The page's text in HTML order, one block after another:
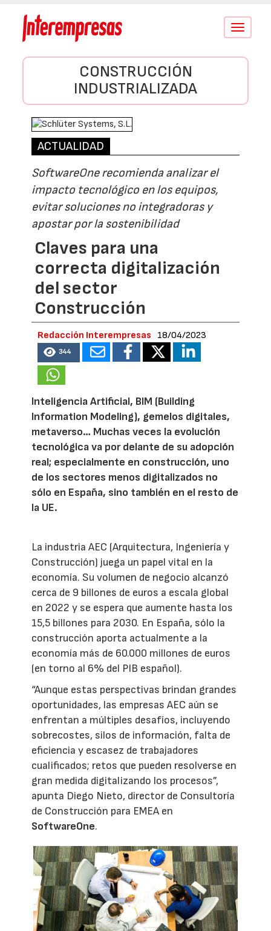
Conmutar
CONSTRUCCIÓN
INDUSTRIALIZADA
ACTUALIDAD
SoftwareOne recomienda analizar el
impacto tecnológico en los equipos,
evitar soluciones no integradoras y
apostar por la sostenibilidad
Claves para una
correcta digitalización
del sector
Construcción
Redacción Interempresas 18/04/2023
344
Inteligencia Artificial, BIM (Building
Information Modeling), gemelos digitales,
metaverso… Muchas veces la evolución
tecnológica va por delante de su adopción
real; especialmente en construcción, uno
de los sectores menos digitalizados no
sólo en España, sino también en el resto de
la UE.
La industria AEC (Arquitectura, Ingeniería y
Construcción) juega un papel vital en la
economía. Su volumen de negocio alcanzó
cerca de 9 billones de euros a escala global
en 2022 y se espera que aumente hasta los
15,5 billones para 2030. En España, sólo la
construcción aporta actualmente a la
economía más de 60.000 millones de euros
(en torno al 6% del PIB español).
“Aunque estas perspectivas brindan grandes
oportunidades, las empresas AEC aún se
enfrentan a múltiples desafíos, incluyendo
sobrecostes, silos de información, falta de
eficiencia y escasez de trabajadores
cualificados; retos que pueden resolverse en
gran medida digitalizando los procesos”,
apunta Diego Nieto, director de Consultoría
de Construcción para EMEA en
SoftwareOne.